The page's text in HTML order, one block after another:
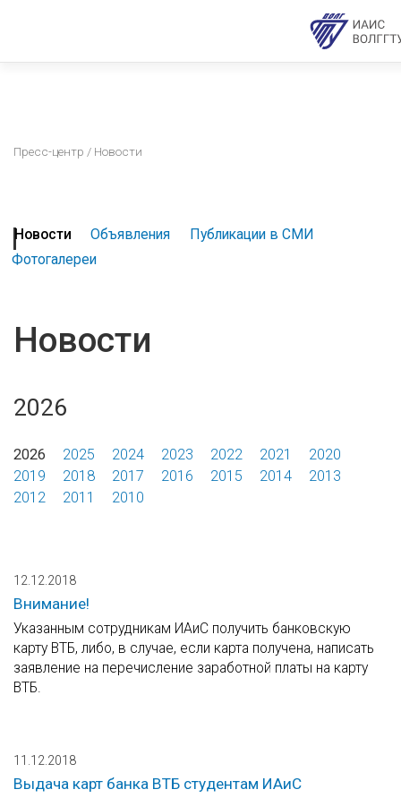
Пресс-центр / Новости
Новости Объявления
Публикации в СМИ
Фотогалереи
Новости
2026
2026 2025 2024 2023 2022 2021
2020
2019
2018 2017 2016 2015 2014
2013
2012
2011 2010
12.12.2018
Внимание!
Указанным сотрудникам ИАиС получить банковскую
карту ВТБ, либо, в случае, если карта получена, написать
заявление на перечисление заработной платы на карту
ВТБ.
11.12.2018
Выдача карт банка ВТБ студентам ИАиС